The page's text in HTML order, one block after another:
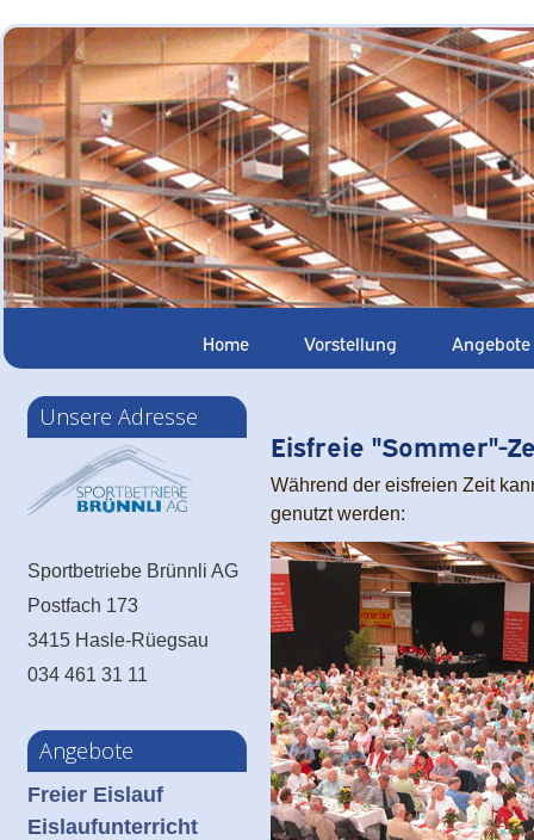
Home Vorstellung Angebote
Unsere Adresse
Sportbetriebe Brünnli AG
Postfach 173
3415 Hasle-Rüegsau
034 461 31 11
Angebote
Freier Eislauf
Eislaufunterricht
Eisfreie "Sommer"-
Während der eisfreien Zeit
genutzt werden: